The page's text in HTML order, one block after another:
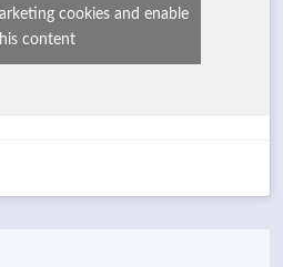
cookies and enable
content